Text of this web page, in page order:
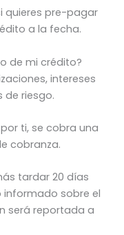
quieres pre-pagar
a la fecha.
de mi crédito?
intereses
de riesgo.
ti, se cobra una
cobranza.
tardar 20 días
informado sobre el
será reportada a